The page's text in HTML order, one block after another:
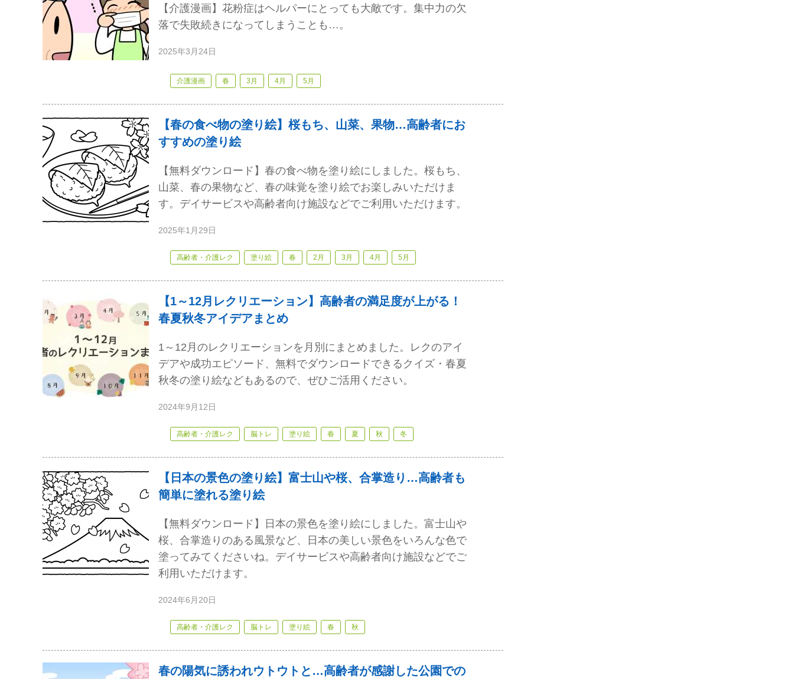
【介護漫画】花粉症はヘルパーにとっても大敵です。集中力の欠
落で失敗続きになってしまうことも…。
2025年3月24日
介護漫画 春 3月 4月 5月
【春の食べ物の塗り絵】桜もち、山菜、果物…高齢者にお
すすめの塗り絵
【無料ダウンロード】春の食べ物を塗り絵にしました。桜もち、
山菜、春の果物など、春の味覚を塗り絵でお楽しみいただけま
す。デイサービスや高齢者向け施設などでご利用いただけます。
2025年1月29日
高齢者・介護レク 塗り絵 春 2月 3月 4月 5月
【1～12月レクリエーション】高齢者の満足度が上がる！
春夏秋冬アイデアまとめ
1～12月のレクリエーションを月別にまとめました。レクのアイ
デアや成功エピソード、無料でダウンロードできるクイズ・春夏
秋冬の塗り絵などもあるので、ぜひご活用ください。
2024年9月12日
高齢者・介護レク 脳トレ 塗り絵 春 夏 秋 冬
【日本の景色の塗り絵】富士山や桜、合掌造り…高齢者も
簡単に塗れる塗り絵
【無料ダウンロード】日本の景色を塗り絵にしました。富士山や
桜、合掌造りのある風景など、日本の美しい景色をいろんな色で
塗ってみてくださいね。デイサービスや高齢者向け施設などでご
利用いただけます。
2024年6月20日
高齢者・介護レク 脳トレ 塗り絵 春 秋
春の陽気に誘われウトウトと…高齢者が感謝した公園での